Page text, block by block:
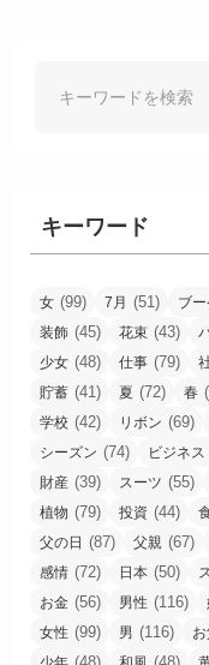
キーワード
女 (99) 7月 (51) ブー
装飾 (45) 花束 (43)
少女 (48) 仕事 (79)
貯蓄 (41) 夏 (72) 春
学校 (42) リボン (69)
シーズン (74) ビジネス
財産 (39) スーツ (55)
植物 (79) 投資 (44)
父の日 (87) 父親 (67)
感情 (72) 日本 (50)
お金 (56) 男性 (116)
女性 (99) 男 (116)